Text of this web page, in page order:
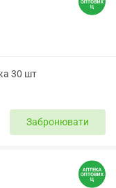
30 шт
Забронювати